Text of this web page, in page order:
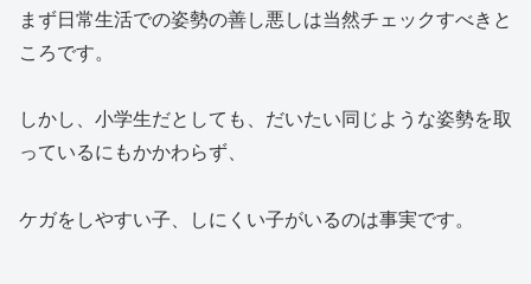
まず日常生活での姿勢の善し悪しは当然チェックすべきと
ころです。
しかし、小学生だとしても、だいたい同じような姿勢を取
っているにもかかわらず、
ケガをしやすい子、しにくい子がいるのは事実です。